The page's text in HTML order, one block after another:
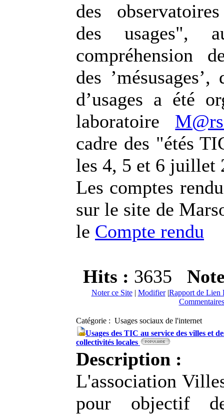
des
des usages",
compréhension
des
d’usages a été
laboratoire
cadre des "étés
les 4, 5 et 6 juillet
Les comptes
sur le site de
le Compte rendu
Hits : 3635
Noter ce Site| Modifier|Rapport de Lien
Catégorie : Usages sociaux de l'internet
Usages des TIC au service des villes et
collectivités locales
Description :
L'association
pour objectif